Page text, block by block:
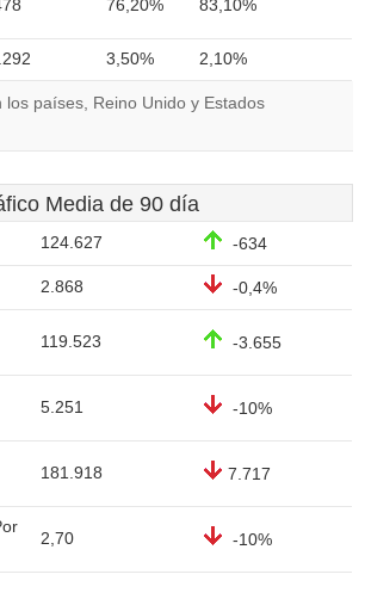
76,20% 83,10%
3,50% 2,10%
los países, Reino Unido y Estados
Media de 90 día
124.627 -634
2.868 -0,4%
119.523 -3.655
5.251 -10%
181.918 7.717
2,70 -10%